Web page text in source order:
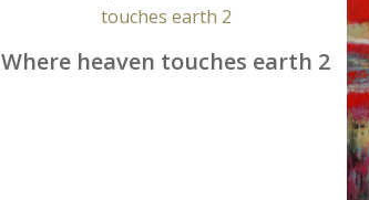
Where heaven touches earth 2